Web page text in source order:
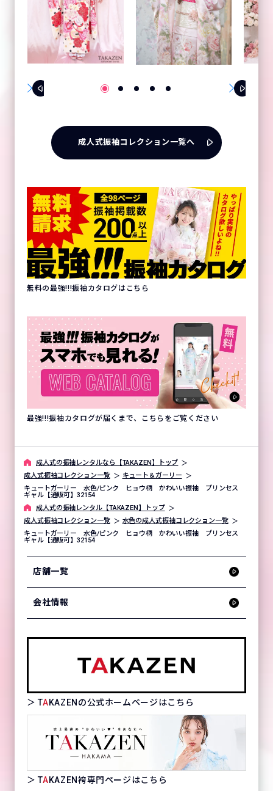
成人式振袖コレクション一覧へ
無料の最強!!!振袖カタログはこちら
最強!!!振袖カタログが届くまで、こちらをご覧ください
成⼈式の振袖レンタルなら【TAKAZEN】トップ
成人式振袖コレクション一覧
キュート＆ガーリー
キュートガーリー 水色/ピンク ヒョウ柄 かわいい振袖 プリンセス
ギャル【通販可】32154
成⼈式の振袖レンタル【TAKAZEN】トップ
成人式振袖コレクション一覧
水色の成人式振袖コレクション一覧
キュートガーリー 水色/ピンク ヒョウ柄 かわいい振袖 プリンセス
ギャル【通販可】32154
店舗一覧
会社情報
＞ TAKAZENの公式ホームページはこちら
＞ TAKAZEN袴専門ページはこちら